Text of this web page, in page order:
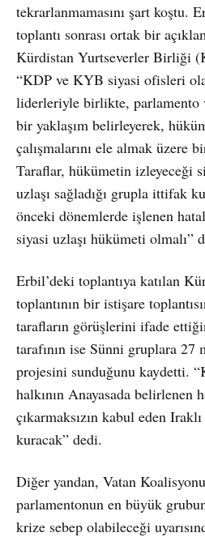
tekrarlanmamasını şart koştu.
toplantı sonrası ortak bir
Kürdistan Yurtseverler Birliği
“KDP ve KYB siyasi ofisleri
liderleriyle birlikte, parlamento
bir yaklaşım belirleyerek,
çalışmalarını ele almak üzere
Taraflar, hükümetin izleyeceği
uzlaşı sağladığı grupla ittifak
önceki dönemlerde işlenen
siyasi uzlaşı hükümeti olmalı”
Erbil’deki toplantıya katılan
toplantının bir istişare
tarafların görüşlerini ifade
tarafının ise Sünni gruplara 27
projesini sunduğunu kaydetti.
halkının Anayasada belirlenen
çıkarmaksızın kabul eden
kuracak” dedi.
Diğer yandan, Vatan
parlamentonun en büyük
krize sebep olabileceği